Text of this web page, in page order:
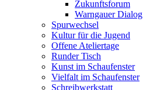
Zukunftsforum
Warngauer Dialog
Spurwechsel
Kultur für die Jugend
Offene Ateliertage
Runder Tisch
Kunst im Schaufenster
Vielfalt im Schaufenster
Schreibwerkstatt